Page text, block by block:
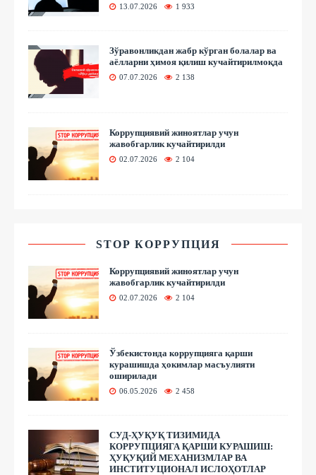
13.07.2026 1 933
Зўравонликдан жабр кўрган болалар ва
аёлларни ҳимоя қилиш кучайтирилмоқда
07.07.2026 2 138
Коррупциявий жиноятлар учун
жавобгарлик кучайтирилди
02.07.2026 2 104
STOP КОРРУПЦИЯ
Коррупциявий жиноятлар учун
жавобгарлик кучайтирилди
02.07.2026 2 104
Ўзбекистонда коррупцияга қарши
курашишда ҳокимлар масъулияти
оширилади
06.05.2026 2 458
СУД-ҲУҚУҚ ТИЗИМИДА
КОРРУПЦИЯГА ҚАРШИ КУРАШИШ:
ҲУҚУҚИЙ МЕХАНИЗМЛАР ВА
ИНСТИТУЦИОНАЛ ИСЛОҲОТЛАР